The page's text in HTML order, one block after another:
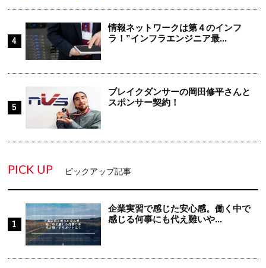
情報ネットワークは第４のインフ
ラ！”インフラエンジニア最...
ブレイクダンサーの岡田修平さんと
スポンサー契約！
PICK UP ピックアップ記事
企業実習で感じた安心感。働く中で
感じる何事にも代え難いや...